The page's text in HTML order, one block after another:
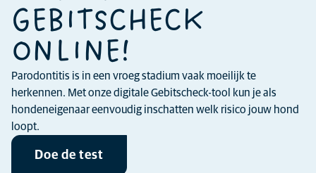
GEBITSCHECK
ONLINE!
Parodontitis is in een vroeg stadium vaak moeilijk te
herkennen. Met onze digitale Gebitscheck-tool kun je als
hondeneigenaar eenvoudig inschatten welk risico jouw hond
loopt.
Doe de test